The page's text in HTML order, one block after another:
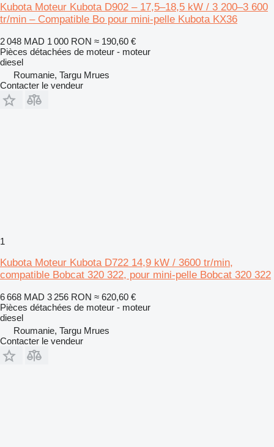
Kubota Moteur Kubota D902 – 17,5–18,5 kW / 3 200–3 600
tr/min – Compatible Bo pour mini-pelle Kubota KX36
2 048 MAD 1 000 RON ≈ 190,60 €
Pièces détachées de moteur - moteur
diesel
Roumanie, Targu Mrues
Contacter le vendeur
1
Kubota Moteur Kubota D722 14,9 kW / 3600 tr/min,
compatible Bobcat 320 322, pour mini-pelle Bobcat 320 322
6 668 MAD 3 256 RON ≈ 620,60 €
Pièces détachées de moteur - moteur
diesel
Roumanie, Targu Mrues
Contacter le vendeur